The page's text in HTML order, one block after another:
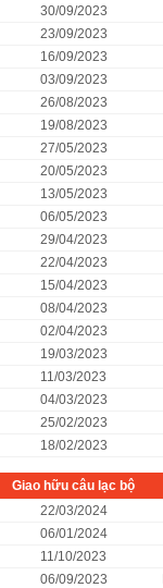
30/09/2023
23/09/2023
16/09/2023
03/09/2023
26/08/2023
19/08/2023
27/05/2023
20/05/2023
13/05/2023
06/05/2023
29/04/2023
22/04/2023
15/04/2023
08/04/2023
02/04/2023
19/03/2023
11/03/2023
04/03/2023
25/02/2023
18/02/2023
Giao hữu câu lạc bộ
22/03/2024
06/01/2024
11/10/2023
06/09/2023